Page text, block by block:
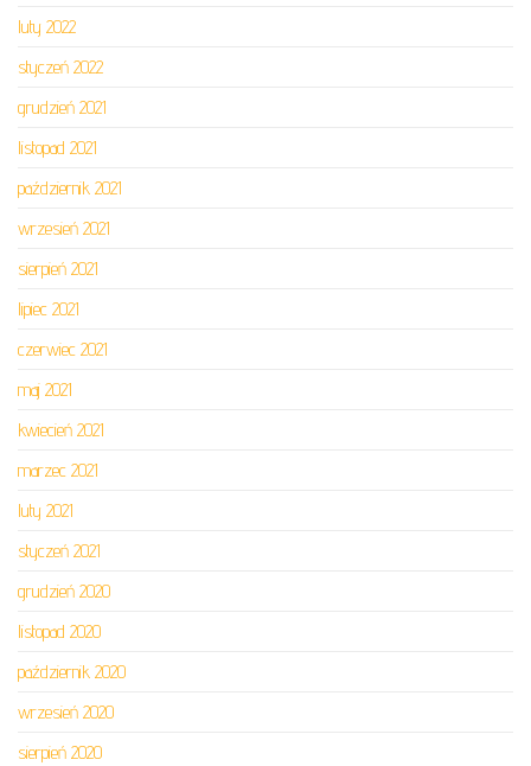
luty 2022
styczeń 2022
grudzień 2021
listopad 2021
październik 2021
wrzesień 2021
sierpień 2021
lipiec 2021
czerwiec 2021
maj 2021
kwiecień 2021
marzec 2021
luty 2021
styczeń 2021
grudzień 2020
listopad 2020
październik 2020
wrzesień 2020
sierpień 2020